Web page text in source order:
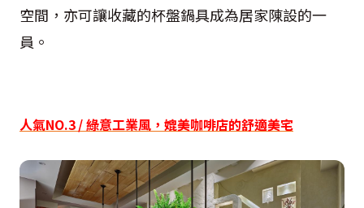
空間，亦可讓收藏的杯盤鍋具成為居家陳設的一
員。
人氣NO.3 / 綠意工業風，媲美咖啡店的舒適美宅